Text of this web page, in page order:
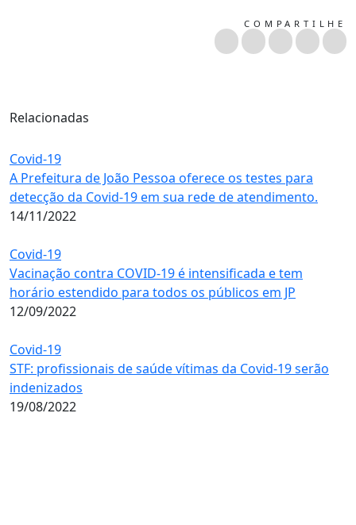
COMPARTILHE
Relacionadas
Covid-19
A Prefeitura de João Pessoa oferece os testes para
detecção da Covid-19 em sua rede de atendimento.
14/11/2022
Covid-19
Vacinação contra COVID-19 é intensificada e tem
horário estendido para todos os públicos em JP
12/09/2022
Covid-19
STF: profissionais de saúde vítimas da Covid-19 serão
indenizados
19/08/2022